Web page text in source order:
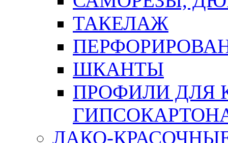
ТАКЕЛАЖ
ШКАНТЫ
ПРОФИЛИ ДЛЯ
ЛАКО-